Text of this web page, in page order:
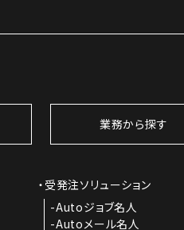
業務から探す
受発注ソリューション
Autoジョブ名人
Autoメール名人